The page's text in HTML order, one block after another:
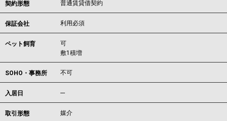
契約形態 普通賃貸借契約
保証会社 利用必須
ペット飼育
可
敷1積増
SOHO・事務所 不可
入居日 ---
取引形態 媒介